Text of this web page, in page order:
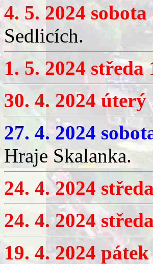
4. 5. 2024 sobota
Sedlicích.
1. 5. 2024 středa
30. 4. 2024 úterý
27. 4. 2024
Hraje Skalanka.
24. 4. 2024
24. 4. 2024
19. 4. 2024